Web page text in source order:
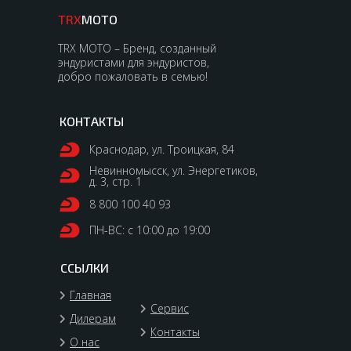
Краснодар, ул. Троицкая, 84
Невинномысск, ул. Энергетиков,
д. 3, стр. 1
8 800 100 40 93
ПН-ВС: с 10:00 до 19:00
КОНТАКТЫ
TRXMOTO
Главная
Дилерам
О нас
Контакты
Сервис
ССЫЛКИ
TRX MOTO – Бренд, созданный
эндуристами для эндуристов,
добро пожаловать в семью!